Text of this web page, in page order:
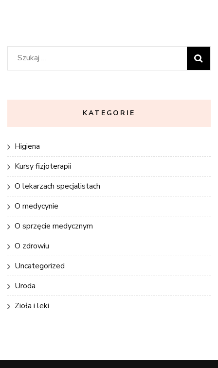
Szukaj:
KATEGORIE
Higiena
Kursy fizjoterapii
O lekarzach specjalistach
O medycynie
O sprzęcie medycznym
O zdrowiu
Uncategorized
Uroda
Zioła i leki